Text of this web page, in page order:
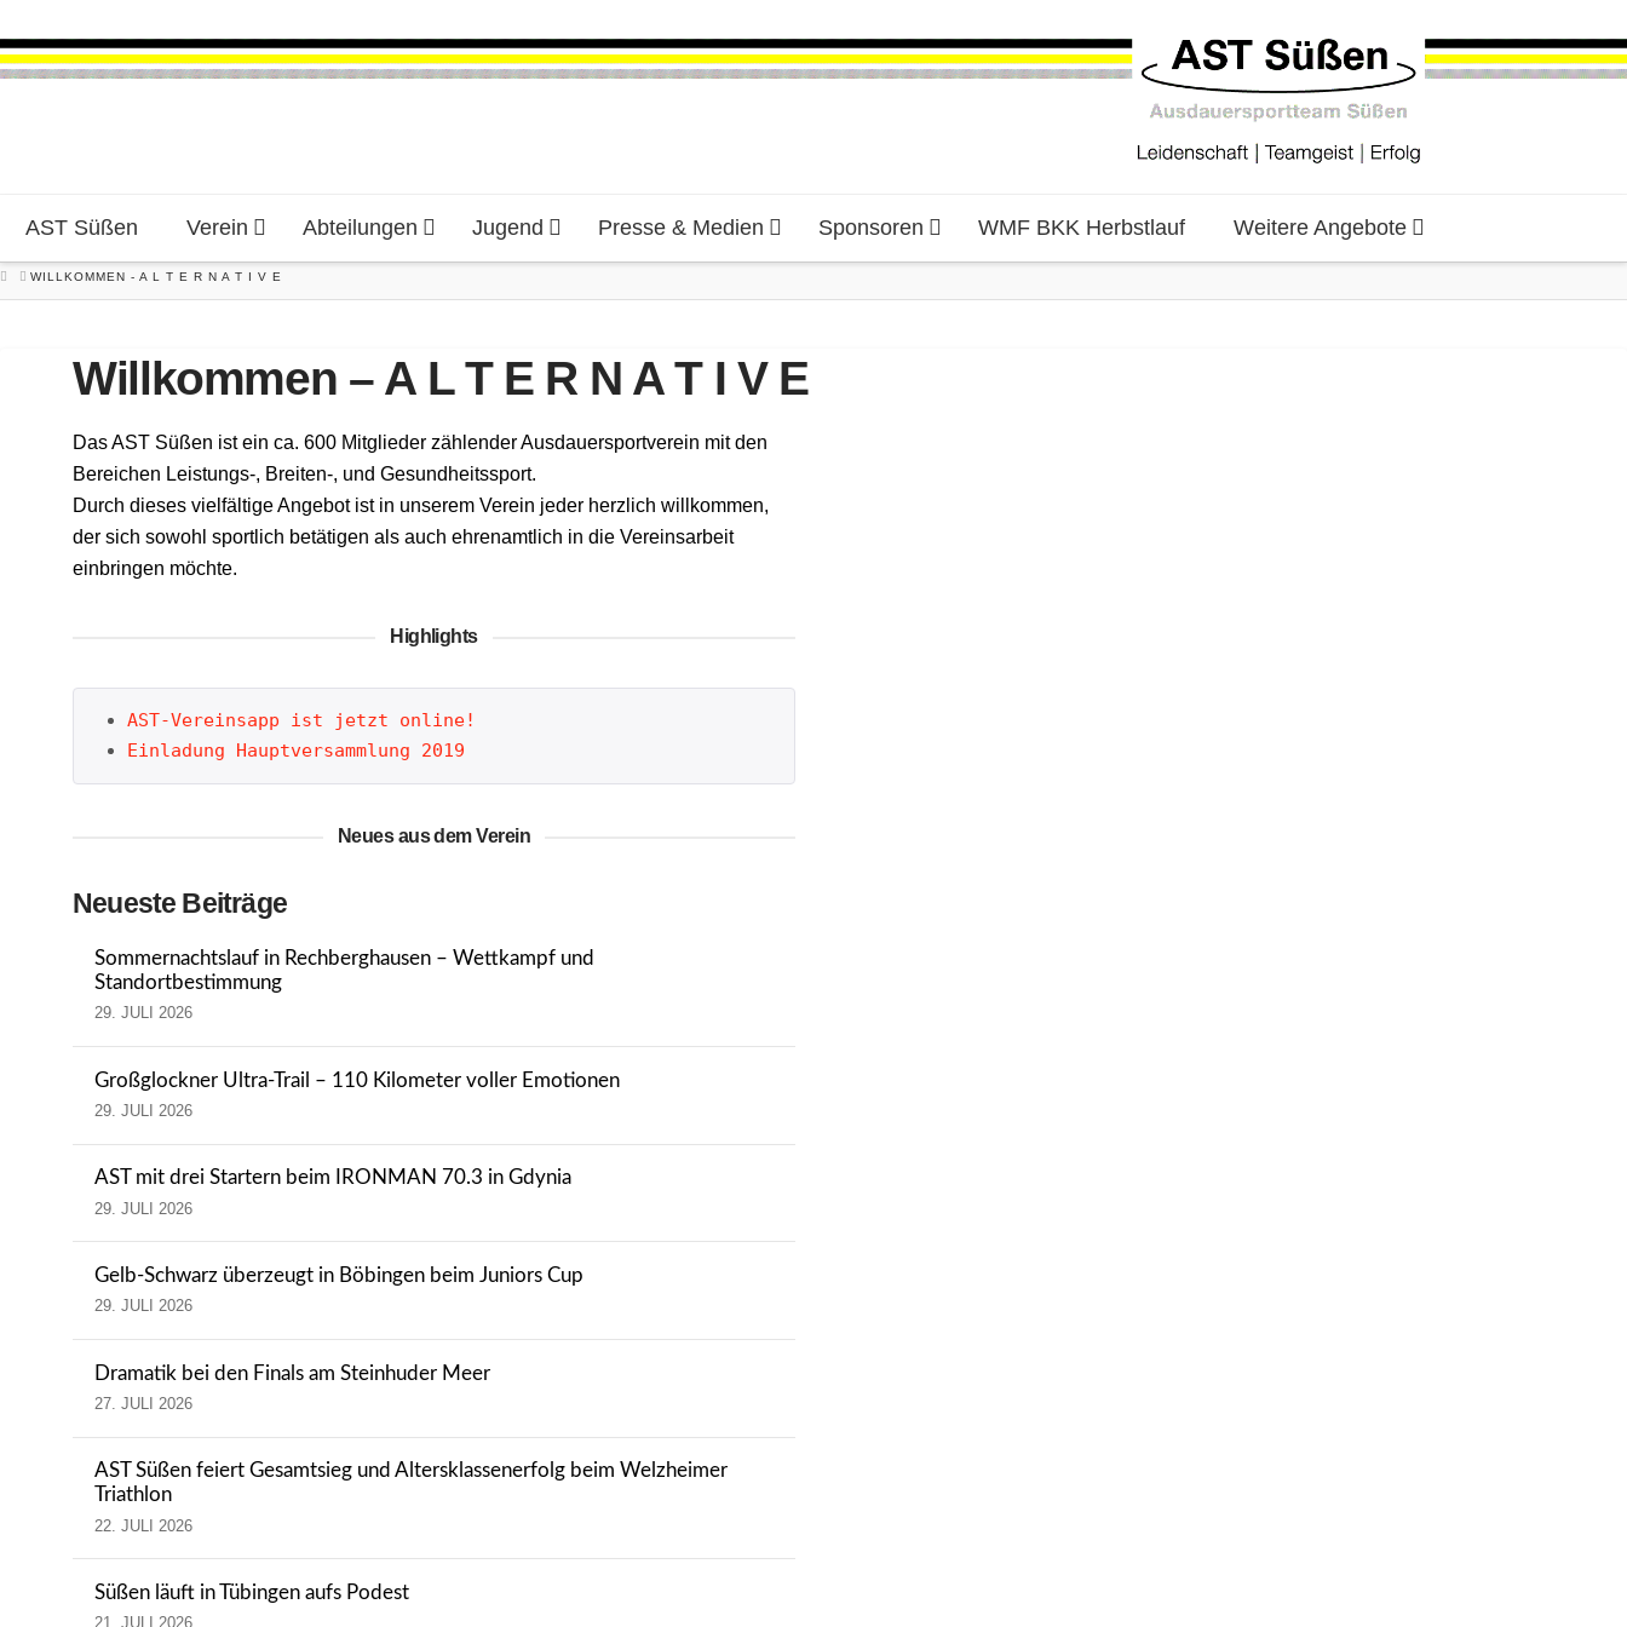
AST Süßen Verein Abteilungen Jugend Presse & Medien Sponsoren WMF BKK Herbstlauf Weitere Angebote
HOMEWILLKOMMEN - A L T E R N A T I V E
Willkommen – A L T E R N A T I V E
Das AST Süßen ist ein ca. 600 Mitglieder zählender Ausdauersportverein mit den
Bereichen Leistungs-, Breiten-, und Gesundheitssport.
Durch dieses vielfältige Angebot ist in unserem Verein jeder herzlich willkommen,
der sich sowohl sportlich betätigen als auch ehrenamtlich in die Vereinsarbeit
einbringen möchte.
Highlights
AST-Vereinsapp ist jetzt online!
Einladung Hauptversammlung 2019
Neues aus dem Verein
Neueste Beiträge
Sommernachtslauf in Rechberghausen – Wettkampf und
Standortbestimmung
29. JULI 2026
Großglockner Ultra-Trail – 110 Kilometer voller Emotionen
29. JULI 2026
AST mit drei Startern beim IRONMAN 70.3 in Gdynia
29. JULI 2026
Gelb-Schwarz überzeugt in Böbingen beim Juniors Cup
29. JULI 2026
Dramatik bei den Finals am Steinhuder Meer
27. JULI 2026
AST Süßen feiert Gesamtsieg und Altersklassenerfolg beim Welzheimer
Triathlon
22. JULI 2026
Süßen läuft in Tübingen aufs Podest